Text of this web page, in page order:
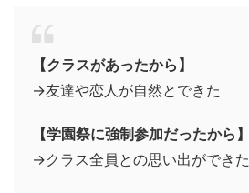
【クラスがあったから】
→友達や恋人が自然とできた
【学園祭に強制参加だったから】
→クラス全員との思い出ができた